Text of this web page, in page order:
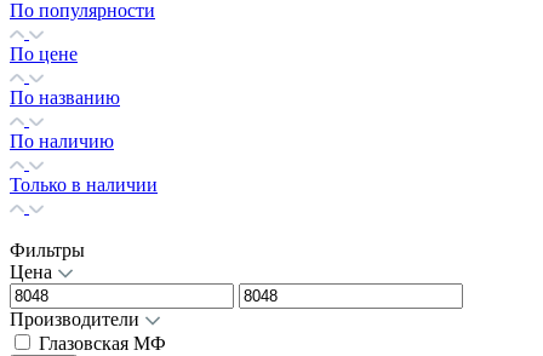
По популярности
По цене
По названию
По наличию
Только в наличии
Фильтры
Цена
Производители
Глазовская МФ